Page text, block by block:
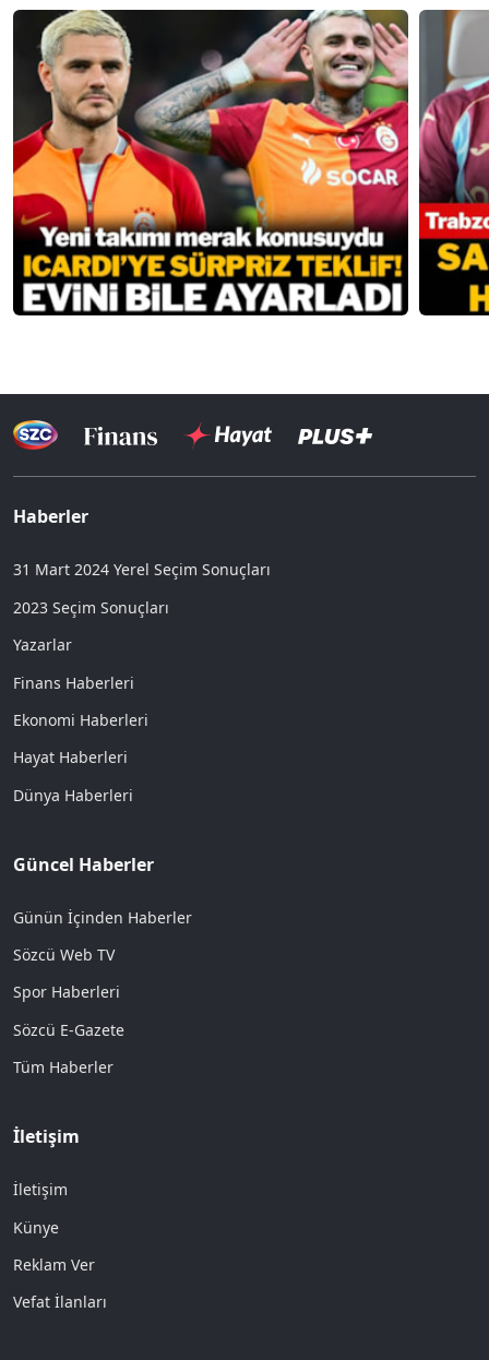
Haberler
31 Mart 2024 Yerel Seçim Sonuçları
2023 Seçim Sonuçları
Yazarlar
Finans Haberleri
Ekonomi Haberleri
Hayat Haberleri
Dünya Haberleri
Güncel Haberler
Günün İçinden Haberler
Sözcü Web TV
Spor Haberleri
Sözcü E-Gazete
Tüm Haberler
İletişim
İletişim
Künye
Reklam Ver
Vefat İlanları